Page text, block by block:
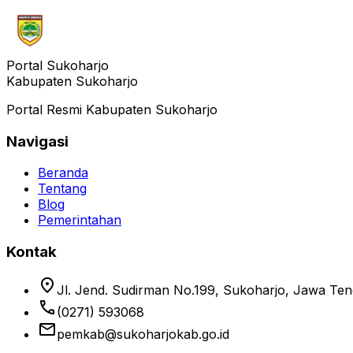
Portal Sukoharjo
Kabupaten Sukoharjo
Portal Resmi Kabupaten Sukoharjo
Navigasi
Beranda
Tentang
Blog
Pemerintahan
Kontak
location_on Jl. Jend. Sudirman No.199, Sukoharjo, Jawa
phone (0271) 593068
emailpemkab@sukoharjokab.go.id